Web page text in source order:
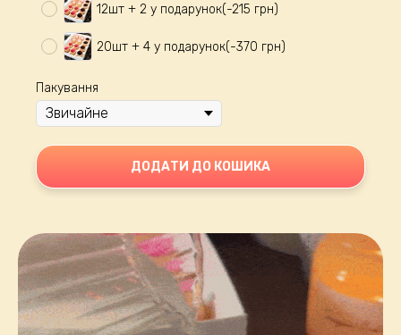
12шт + 2 у подарунок(-215 грн)
20шт + 4 у подарунок(-370 грн)
Пакування
ДОДАТИ ДО КОШИКА